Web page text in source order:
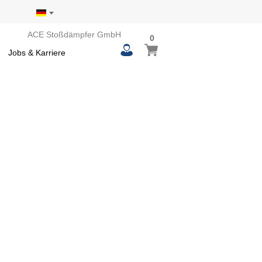
ACE Stoßdämpfer GmbH
Jobs & Karriere
Mein Warenkorb
00
items